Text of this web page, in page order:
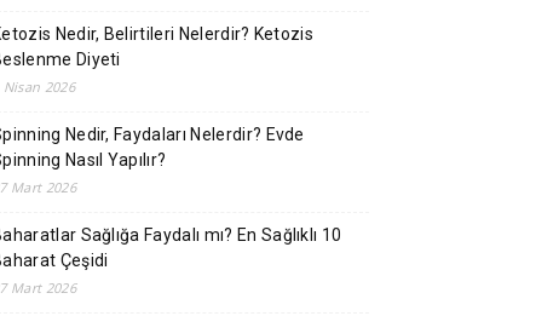
Nedir, Belirtileri Nelerdir? Ketozis
Diyeti
Nisan 2026
Nedir, Faydaları Nelerdir? Evde
Nasıl Yapılır?
Mart 2026
Sağlığa Faydalı mı? En Sağlıklı 10
Çeşidi
Mart 2026